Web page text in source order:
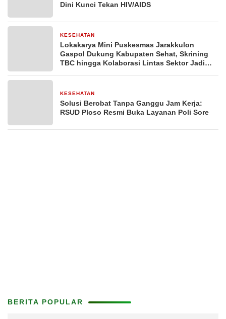
Dini Kunci Tekan HIV/AIDS
KESEHATAN
Lokakarya Mini Puskesmas Jarakkulon
Gaspol Dukung Kabupaten Sehat, Skrining
TBC hingga Kolaborasi Lintas Sektor Jadi
KESEHATAN
Solusi Berobat Tanpa Ganggu Jam Kerja:
RSUD Ploso Resmi Buka Layanan Poli Sore
BERITA POPULAR